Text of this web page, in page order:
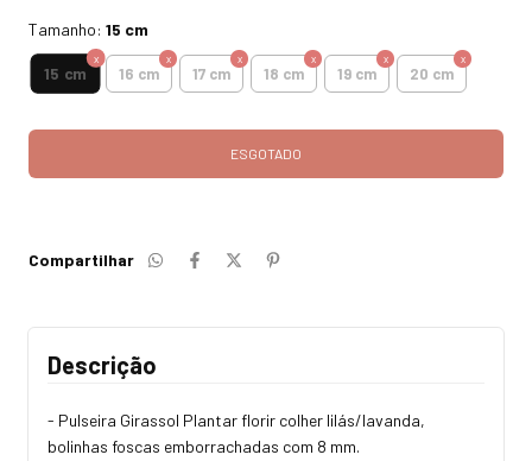
Tamanho: 15 cm
15 cm 16 cm 17 cm 18 cm 19 cm 20 cm
Compartilhar
Descrição
- Pulseira Girassol Plantar florir colher lilás/lavanda,
bolinhas foscas emborrachadas com 8 mm.